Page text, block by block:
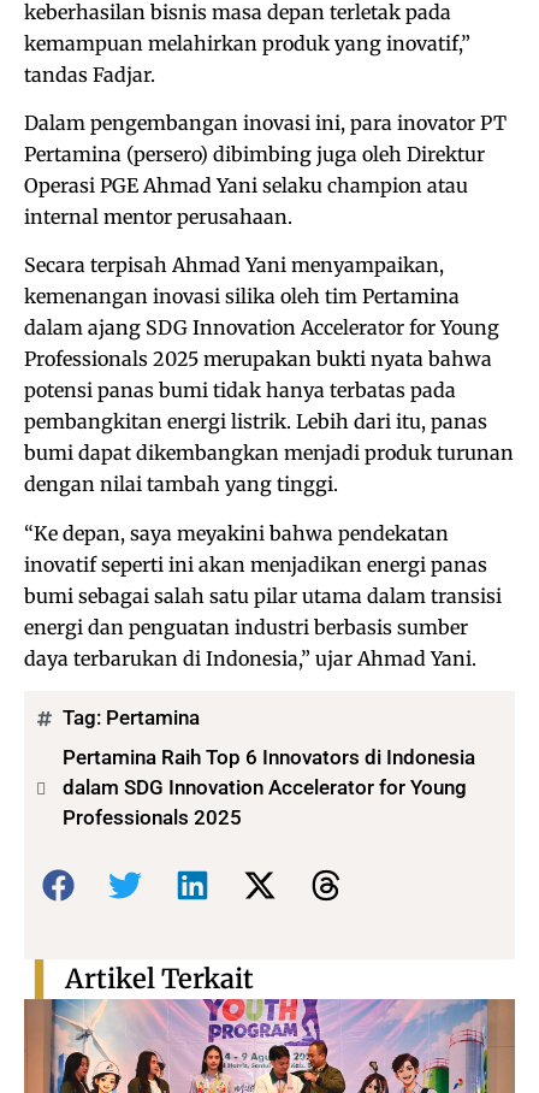
keberhasilan bisnis masa depan terletak pada
kemampuan melahirkan produk yang inovatif,”
tandas Fadjar.
Dalam pengembangan inovasi ini, para inovator PT
Pertamina (persero) dibimbing juga oleh Direktur
Operasi PGE Ahmad Yani selaku champion atau
internal mentor perusahaan.
Secara terpisah Ahmad Yani menyampaikan,
kemenangan inovasi silika oleh tim Pertamina
dalam ajang SDG Innovation Accelerator for Young
Professionals 2025 merupakan bukti nyata bahwa
potensi panas bumi tidak hanya terbatas pada
pembangkitan energi listrik. Lebih dari itu, panas
bumi dapat dikembangkan menjadi produk turunan
dengan nilai tambah yang tinggi.
“Ke depan, saya meyakini bahwa pendekatan
inovatif seperti ini akan menjadikan energi panas
bumi sebagai salah satu pilar utama dalam transisi
energi dan penguatan industri berbasis sumber
daya terbarukan di Indonesia,” ujar Ahmad Yani.
Tag: Pertamina
Pertamina Raih Top 6 Innovators di Indonesia
dalam SDG Innovation Accelerator for Young
Professionals 2025
Bagikan:
Artikel Terkait